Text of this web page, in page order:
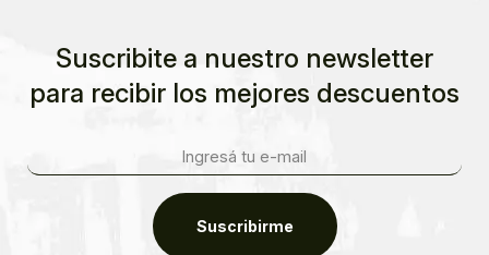
Suscribite a nuestro newsletter
para recibir los mejores descuentos
Suscribirme